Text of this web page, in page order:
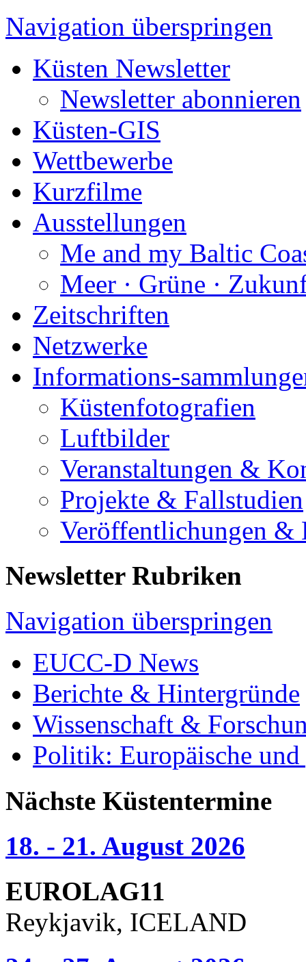
Navigation überspringen
Küsten Newsletter
Newsletter abonnieren
Küsten-GIS
Wettbewerbe
Kurzfilme
Ausstellungen
Me and my Baltic
Meer · Grüne ·
Zeitschriften
Netzwerke
Informations-
Küstenfotografien
Luftbilder
Veranstaltungen &
Projekte & Fallstudien
Veröffentlichungen &
Newsletter Rubriken
Navigation überspringen
EUCC-D News
Berichte & Hintergründe
Wissenschaft &
Politik: Europäische
Nächste Küstentermine
18. - 21. August 2026
EUROLAG11
Reykjavik, ICELAND